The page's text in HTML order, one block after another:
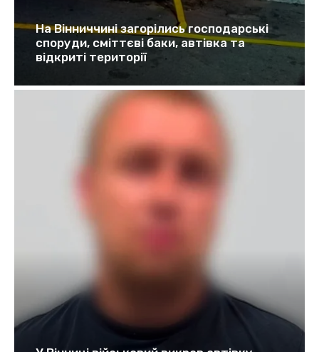
На Вінниччині загорілись господарські
споруди, сміттєві баки, автівка та
відкриті території